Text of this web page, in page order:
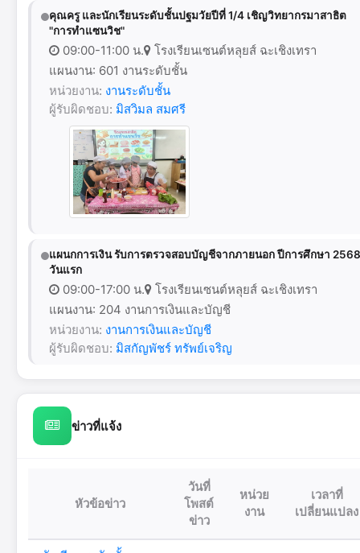
คุณครู และนักเรียนระดับชั้นปฐมวัยปีที่ 1/4 เชิญวิทยากรมาสาธิต
"การทำแซนวิช"
09:00-11:00 น.
โรงเรียนเซนต์หลุยส์ ฉะเชิงเทรา
แผนงาน: 601 งานระดับชั้น
หน่วยงาน: งานระดับชั้น
ผู้รับผิดชอบ: มิสวิมล สมศรี
แผนกการเงิน รับการตรวจสอบบัญชีจากภายนอก ปีการศึกษา 2568
วันแรก
09:00-17:00 น.
โรงเรียนเซนต์หลุยส์ ฉะเชิงเทรา
แผนงาน: 204 งานการเงินและบัญชี
หน่วยงาน: งานการเงินและบัญชี
ผู้รับผิดชอบ: มิสกัญพัชร์ ทรัพย์เจริญ
ข่าวที่แจ้ง
หัวข้อข่าว
วันที่
โพสต์
ข่าว
หน่วย
งาน
เวลาที่
เปลี่ยนแปลง